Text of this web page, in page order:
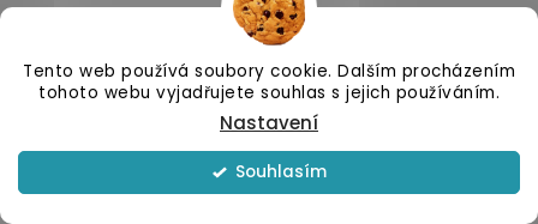
Tento web používá soubory cookie. Dalším procházením
tohoto webu vyjadřujete souhlas s jejich používáním.
Nastavení
Souhlasím
Hledání rýmů - PDF